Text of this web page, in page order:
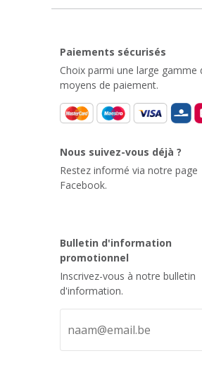
Paiements sécurisés
Choix parmi une large gamme
moyens de paiement.
Nous suivez-vous déjà ?
Restez informé via notre page
Facebook.
Bulletin d'information
promotionnel
Inscrivez-vous à notre bulletin
d'information.